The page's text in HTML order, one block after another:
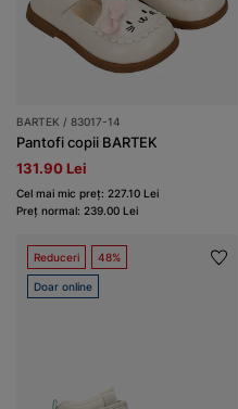
BARTEK / 83017-14
Pantofi copii BARTEK
131.90 Lei
Cel mai mic preț: 227.10 Lei
Preț normal: 239.00 Lei
Reduceri 48%
Doar online